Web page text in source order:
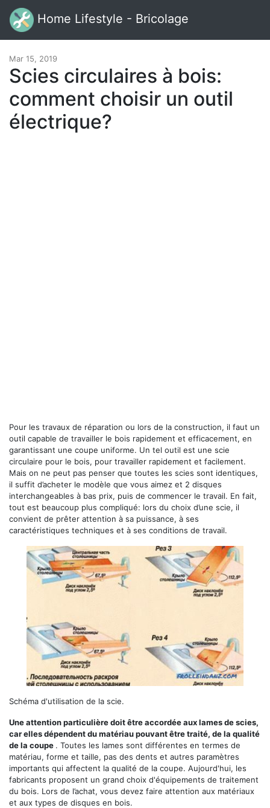
Home Lifestyle - Bricolage
Mar 15, 2019
Scies circulaires à bois:
comment choisir un outil
électrique?
Pour les travaux de réparation ou lors de la construction, il faut un
outil capable de travailler le bois rapidement et efficacement, en
garantissant une coupe uniforme. Un tel outil est une scie
circulaire pour le bois, pour travailler rapidement et facilement.
Mais on ne peut pas penser que toutes les scies sont identiques,
il suffit d’acheter le modèle que vous aimez et 2 disques
interchangeables à bas prix, puis de commencer le travail. En fait,
tout est beaucoup plus compliqué: lors du choix d’une scie, il
convient de prêter attention à sa puissance, à ses
caractéristiques techniques et à ses conditions de travail.
Schéma d'utilisation de la scie.
Une attention particulière doit être accordée aux lames de scies,
car elles dépendent du matériau pouvant être traité, de la qualité
de la coupe . Toutes les lames sont différentes en termes de
matériau, forme et taille, pas des dents et autres paramètres
importants qui affectent la qualité de la coupe. Aujourd'hui, les
fabricants proposent un grand choix d'équipements de traitement
du bois. Lors de l’achat, vous devez faire attention aux matériaux
et aux types de disques en bois.